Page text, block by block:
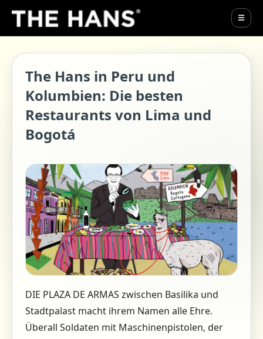
☰
The Hans in Peru und
Kolumbien: Die besten
Restaurants von Lima und
Bogotá
DIE PLAZA DE ARMAS zwischen Basilika und
Stadtpalast macht ihrem Namen alle Ehre.
Überall Soldaten mit Maschinenpistolen, der